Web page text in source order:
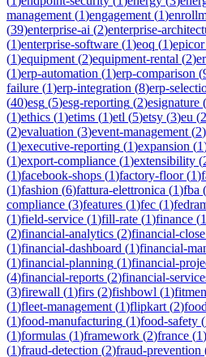
management (1)engagement (1)
(39)enterprise-ai (2)enterprise-
(1)enterprise-software (1)eoq (1)epicor
(1)equipment (2)equipment-rental (2)
(1)erp-automation (1)erp-comparison (
failure (1)erp-integration (8)erp-
(40)esg (5)esg-reporting (2)esignature (
(1)ethics (1)etims (1)etl (5)etsy (3)eu (2
(2)evaluation (3)event-management (2)
(1)executive-reporting (1)expansion (1
(1)export-compliance (1)extensibility (
(1)facebook-shops (1)factory-floor(1)
(1)fashion (6)fattura-elettronica (1)fba (
compliance (3)features (1)fec (1)
(1)field-service (1)fill-rate (1)finance (
(2)financial-analytics (2)financial-close
(1)financial-dashboard (1)financial-
(1)financial-planning (1)financial-
(4)financial-reports (2)financial-
(3)firewall (1)firs (2)fishbowl (1)
(1)fleet-management (1)flipkart (2)
(1)food-manufacturing (1)food-safety (
(1)formulas (1)framework (2)france (1)
(1)fraud-detection (2)fraud-prevention